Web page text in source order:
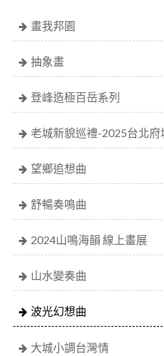
畫我邦園
抽象畫
登峰造極百岳系列
老城新貌巡禮-2025台北
望鄉追想曲
舒暢奏鳴曲
2024山鳴海韻 線上畫展
山水變奏曲
波光幻想曲
大城小調台灣情